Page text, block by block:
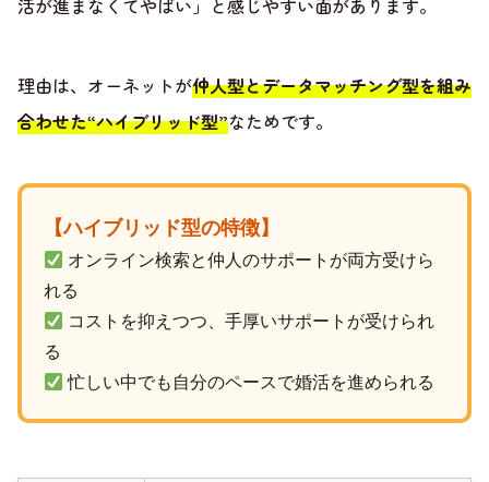
活が進まなくてやばい」と感じやすい面があります。
理由は、オーネットが仲人型とデータマッチング型を組み
合わせた“ハイブリッド型”なためです。
【ハイブリッド型の特徴】
オンライン検索と仲人のサポートが両方受けら
れる
コストを抑えつつ、手厚いサポートが受けられ
る
忙しい中でも自分のペースで婚活を進められる